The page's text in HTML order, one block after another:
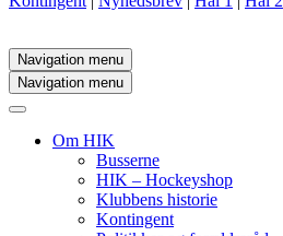
Navigation menu
Navigation menu
Om HIK
Busserne
HIK – Hockeyshop
Klubbens historie
Kontingent